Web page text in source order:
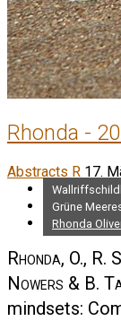
Rhonda -
Abstracts R 17.
Grüne
Rhonda
Rhonda, O., R.
Nowers & B.
mindsets: